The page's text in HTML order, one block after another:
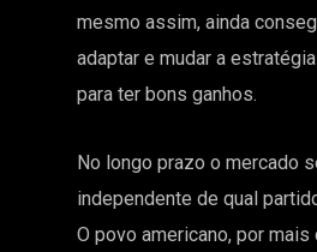
mesmo assim, ainda
adaptar e mudar a
para ter bons ganhos.
No longo prazo o mercado
independente de qual
O povo americano, por